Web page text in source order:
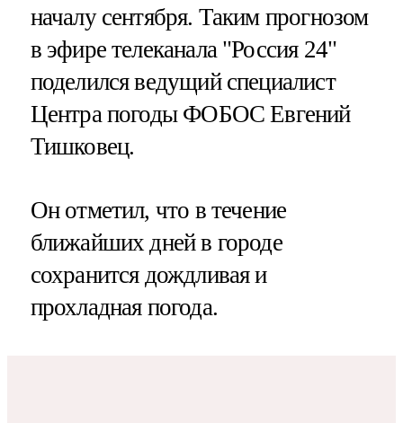
началу сентября. Таким прогнозом
в эфире телеканала "Россия 24"
поделился ведущий специалист
Центра погоды ФОБОС Евгений
Тишковец.
Он отметил, что в течение
ближайших дней в городе
сохранится дождливая и
прохладная погода.